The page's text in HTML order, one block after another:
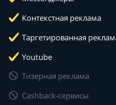
Контекстная реклама
Таргетированная
Youtube
Тизерная реклама
Cashback-сервисы